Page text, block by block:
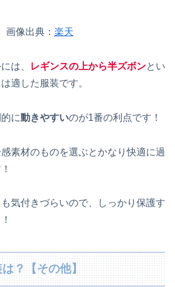
画像出典： 楽天
は、 レギンスの上から半ズボンとい
適した服装です。
に動きやすいのが1番の利点です！
素材のものを選ぶとかなり快適に過
気付きづらいので、しっかり保護す
？【その他】